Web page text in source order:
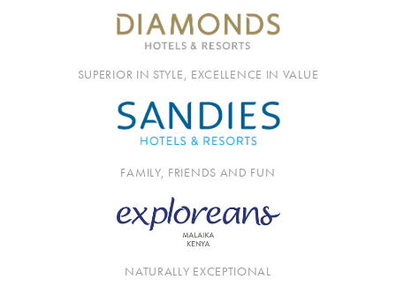
SUPERIOR IN STYLE, EXCELLENCE IN VALUE
FAMILY, FRIENDS AND FUN
NATURALLY EXCEPTIONAL